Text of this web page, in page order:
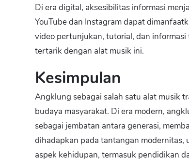
Di era digital, aksesibilitas informasi
YouTube dan Instagram dapat
video pertunjukan, tutorial, dan
tertarik dengan alat musik ini.
Kesimpulan
Angklung sebagai salah satu alat musik
budaya masyarakat. Di era modern,
sebagai jembatan antara generasi,
dihadapkan pada tantangan
aspek kehidupan, termasuk pendidikan